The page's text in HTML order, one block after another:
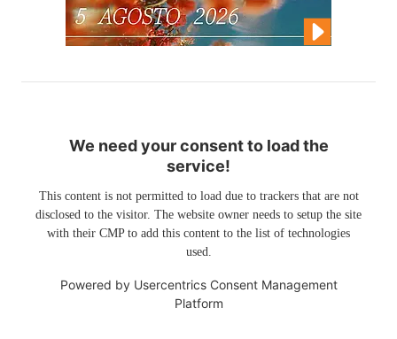
We need your consent to load the
service!
This content is not permitted to load due to trackers that are not
disclosed to the visitor. The website owner needs to setup the site
with their CMP to add this content to the list of technologies
used.
Powered by Usercentrics Consent Management
Platform